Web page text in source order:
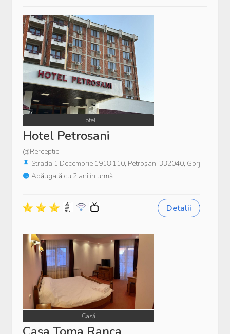
Hotel
Hotel Petrosani
@Rerceptie
Strada 1 Decembrie 1918 110, Petroșani 332040, Gorj
Adăugată cu 2 ani în urmă
Detalii
Casă